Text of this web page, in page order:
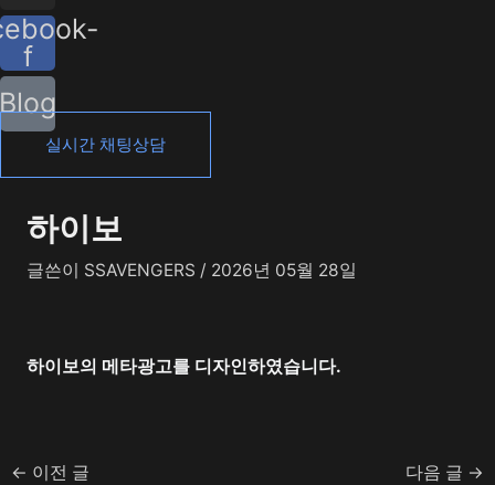
f
Blog
실시간 채팅상담
하이보
글쓴이 SSAVENGERS / 2026년 05월 28일
하이보의 메타광고를 디자인하였습니다.
← 이전 글 다음 글 →